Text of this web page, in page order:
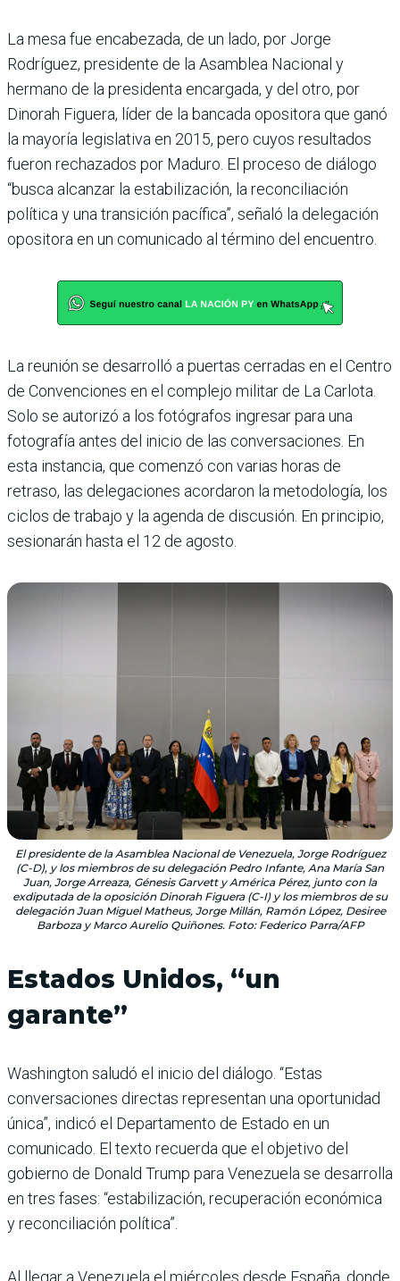
La mesa fue encabezada, de un lado, por Jorge
Rodríguez, presidente de la Asamblea Nacional y
hermano de la presidenta encargada, y del otro, por
Dinorah Figuera, líder de la bancada opositora que ganó
la mayoría legislativa en 2015, pero cuyos resultados
fueron rechazados por Maduro. El proceso de diálogo
“busca alcanzar la estabilización, la reconciliación
política y una transición pacífica”, señaló la delegación
opositora en un comunicado al término del encuentro.
La reunión se desarrolló a puertas cerradas en el Centro
de Convenciones en el complejo militar de La Carlota.
Solo se autorizó a los fotógrafos ingresar para una
fotografía antes del inicio de las conversaciones. En
esta instancia, que comenzó con varias horas de
retraso, las delegaciones acordaron la metodología, los
ciclos de trabajo y la agenda de discusión. En principio,
sesionarán hasta el 12 de agosto.
El presidente de la Asamblea Nacional de Venezuela, Jorge Rodríguez
(C-D), y los miembros de su delegación Pedro Infante, Ana María San
Juan, Jorge Arreaza, Génesis Garvett y América Pérez, junto con la
exdiputada de la oposición Dinorah Figuera (C-I) y los miembros de su
delegación Juan Miguel Matheus, Jorge Millán, Ramón López, Desiree
Barboza y Marco Aurelio Quiñones. Foto: Federico Parra/AFP
Estados Unidos, “un
garante”
Washington saludó el inicio del diálogo. “Estas
conversaciones directas representan una oportunidad
única”, indicó el Departamento de Estado en un
comunicado. El texto recuerda que el objetivo del
gobierno de Donald Trump para Venezuela se desarrolla
en tres fases: “estabilización, recuperación económica
y reconciliación política”.